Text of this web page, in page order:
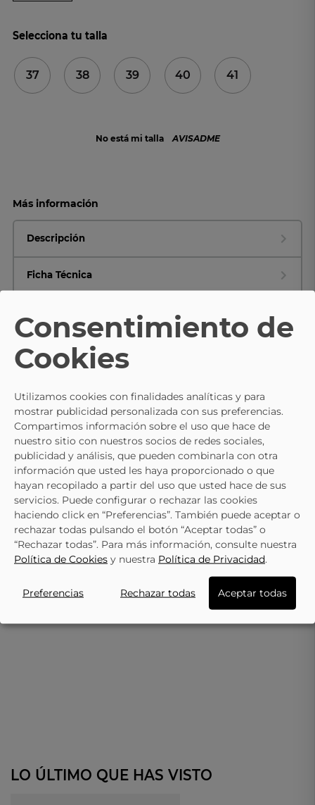
Selecciona tu talla
37 38 39 40 41
No está mi talla AVISADME
Más información
Descripción
Ficha Técnica
- 10%
CALVIN KLEIN
Zapatillas Sneaker De Mujer CALVIN
KLEIN 144201u Color Rosa
89,95 € 99,95 €
CALVIN KLEIN
Zapatillas CALVIN KLEIN
Rosa Para Mujer
99,95 €
LO ÚLTIMO QUE HAS VISTO
Consentimiento de
Cookies
Utilizamos cookies con finalidades analíticas y para
mostrar publicidad personalizada con sus preferencias.
Compartimos información sobre el uso que hace de
nuestro sitio con nuestros socios de redes sociales,
publicidad y análisis, que pueden combinarla con otra
información que usted les haya proporcionado o que
hayan recopilado a partir del uso que usted hace de sus
servicios. Puede configurar o rechazar las cookies
haciendo click en “Preferencias”. También puede aceptar o
rechazar todas pulsando el botón “Aceptar todas” o
“Rechazar todas”. Para más información, consulte nuestra
Política de Cookies y nuestra Política de Privacidad.
Preferencias Rechazar todas Aceptar todas